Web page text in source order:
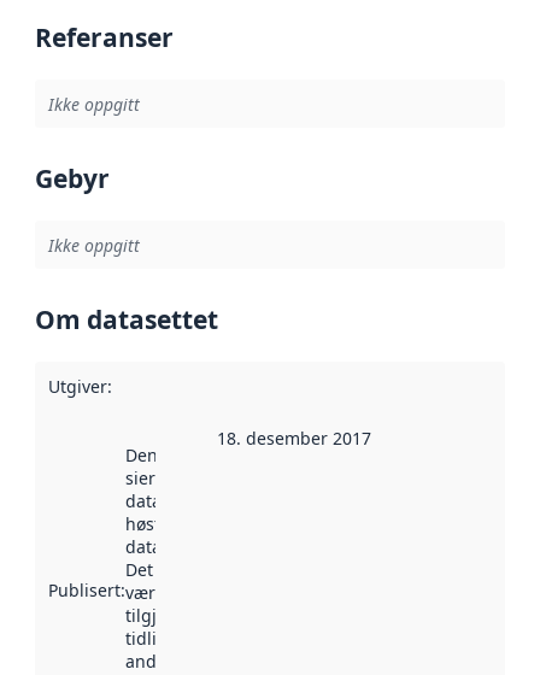
Referanser
Ikke oppgitt
Gebyr
Ikke oppgitt
Om datasettet
Utgiver:
Publisert:
Denne datoen
sier når
datasettet ble
høstet av
data.norge.no.
Det kan ha
vært
tilgjengelig
tidligere
andre steder.
18. desember 2017